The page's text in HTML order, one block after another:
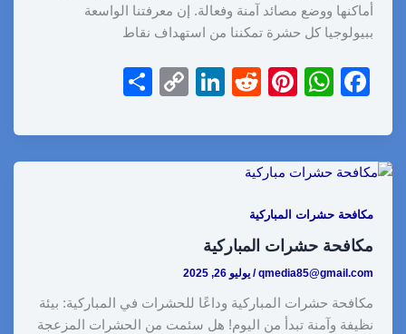
أماكنها ووضع مصائد آمنة وفعالة. إن معرفتنا الواسعة
ببيولوجيا كل حشرة تمكننا من استهداف نقاط
F
c
e
o
o
k
W
at
s
p
p
Pi
er
e
R
d
di
Li
k
e
C
p
y
ar
e
مكافحة حشرات المباركية
مكافحة حشرات المباركية
qmedia85@gmail.com
/يوليو 26, 2025
مكافحة حشرات المباركية وداعًا للحشرات في المباركية: بيئة
نظيفة وآمنة تبدأ من اليوم! هل سئمت من الحشرات المزعجة